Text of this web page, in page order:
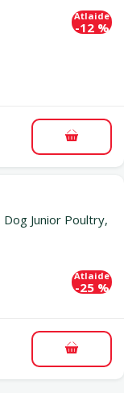
Atlaide
-12 %
Junior Poultry,
Atlaide
-25 %